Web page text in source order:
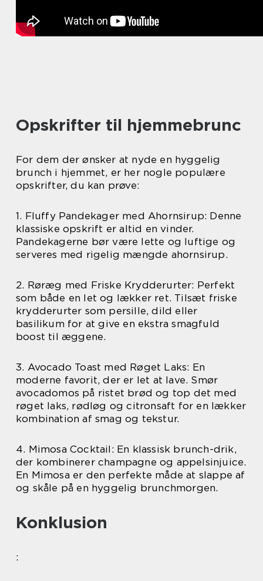
Opskrifter til hjemmebrunc
For dem der ønsker at nyde en hyggelig
brunch i hjemmet, er her nogle populære
opskrifter, du kan prøve:
1. Fluffy Pandekager med Ahornsirup: Denne
klassiske opskrift er altid en vinder.
Pandekagerne bør være lette og luftige og
serveres med rigelig mængde ahornsirup.
2. Røræg med Friske Krydderurter: Perfekt
som både en let og lækker ret. Tilsæt friske
krydderurter som persille, dild eller
basilikum for at give en ekstra smagfuld
boost til æggene.
3. Avocado Toast med Røget Laks: En
moderne favorit, der er let at lave. Smør
avocadomos på ristet brød og top det med
røget laks, rødløg og citronsaft for en lækker
kombination af smag og tekstur.
4. Mimosa Cocktail: En klassisk brunch-drik,
der kombinerer champagne og appelsinjuice.
En Mimosa er den perfekte måde at slappe af
og skåle på en hyggelig brunchmorgen.
Konklusion
: